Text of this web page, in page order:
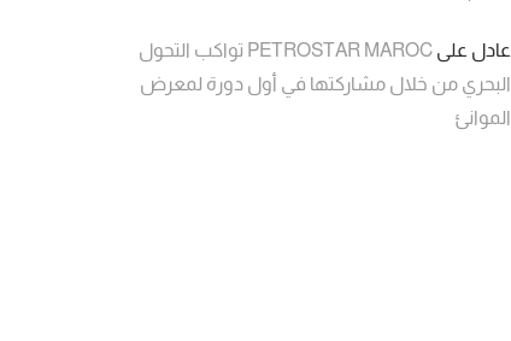
عادل على
PETROSTAR MAROC تواكب التحول
البحري من خلال مشاركتها في أول دورة لمعرض
الموانئ